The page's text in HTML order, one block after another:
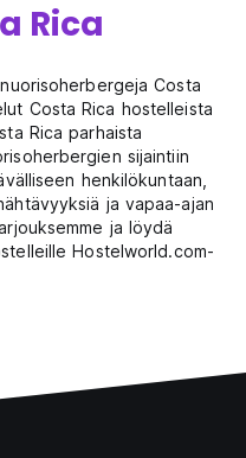
Rica
Costa
Costa Rica hostelleista
Rica parhaista
sijaintiin
henkilökuntaan,
ja vapaa-ajan
ja löydä
Hostelworld.com-